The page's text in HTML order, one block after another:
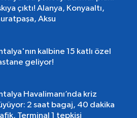
çıktı! Alanya, Konyaaltı,
Aksu
kalbine 15 katlı özel
geliyor!
Havalimanı’nda kriz
2 saat bagaj, 40 dakika
Terminal 1 tepkisi